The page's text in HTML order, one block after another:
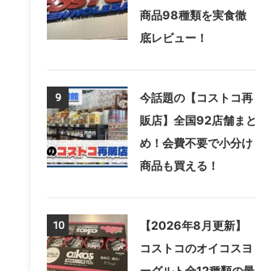
商品98種類を実食徹
底レビュー！
9
今話題の【コストコ再
販店】全国92店舗まと
め！会費不要で小分け
商品も買える！
10
【2026年8月更新】
コストコのオイコスヨ